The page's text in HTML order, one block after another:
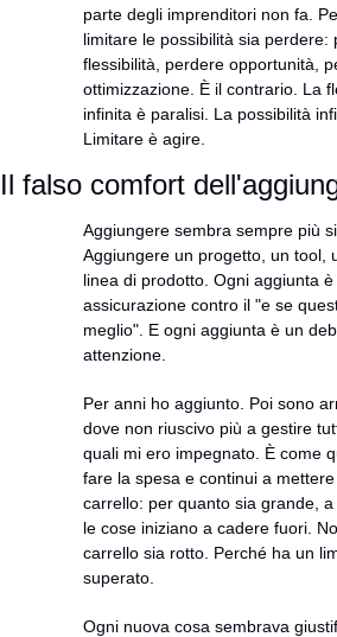
parte degli imprenditori non fa.
limitare le possibilità sia perdere:
flessibilità, perdere opportunità,
ottimizzazione. È il contrario. La
infinita è paralisi. La possibilità
Limitare è agire.
Il falso comfort
Aggiungere sembra sempre più
Aggiungere un progetto, un tool,
linea di prodotto. Ogni aggiunta
assicurazione contro il "e se
meglio". E ogni aggiunta è un
attenzione.
Per anni ho aggiunto. Poi sono
dove non riuscivo più a gestire
quali mi ero impegnato. È come
fare la spesa e continui a
carrello: per quanto sia grande,
le cose iniziano a cadere fuori.
carrello sia rotto. Perché ha un
superato.
Ogni nuova cosa sembrava